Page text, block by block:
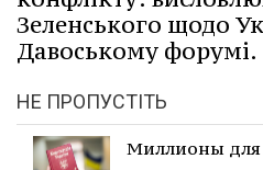
Зеленського щодо
Давоському форумі.
НЕ ПРОПУСТІТЬ
Миллионы для